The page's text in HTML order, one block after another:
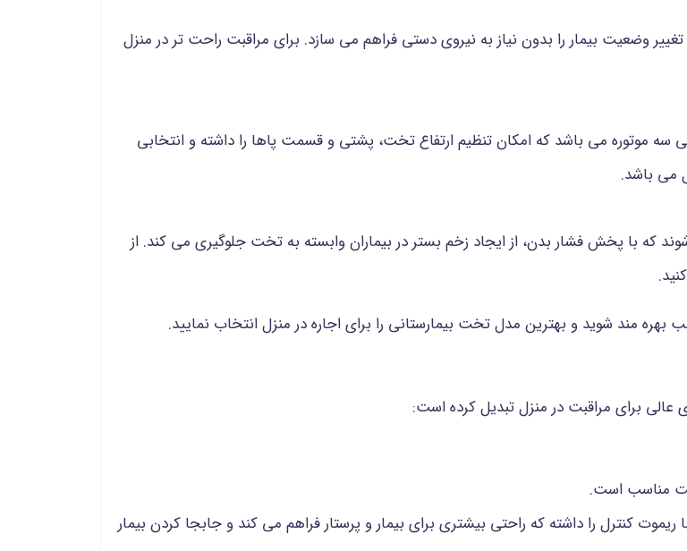
وضعیت بیمار را بدون نیاز به نیروی دستی فراهم می سازد. برای مراقبت راحت تر در منزل
موتوره می باشد که امکان تنظیم ارتفاع تخت، پشتی و قسمت پاها را داشته و انتخابی
می باشد.
با پخش فشار بدن، از ایجاد زخم بستر در بیماران وابسته به تخت جلوگیری می کند. از
بهره مند شوید و بهترین مدل تخت بیمارستانی را برای اجاره در منزل انتخاب نمایید.
عالی برای مراقبت در منزل تبدیل کرده است:
مناسب است.
کنترل را داشته که راحتی بیشتری برای بیمار و پرستار فراهم می کند و جابجا کردن بیمار